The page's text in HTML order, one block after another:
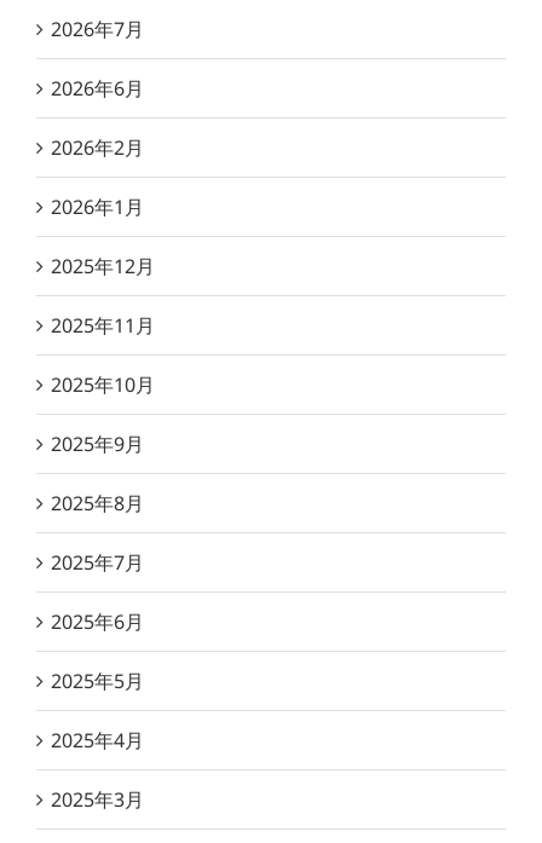
2026年7月
2026年6月
2026年2月
2026年1月
2025年12月
2025年11月
2025年10月
2025年9月
2025年8月
2025年7月
2025年6月
2025年5月
2025年4月
2025年3月